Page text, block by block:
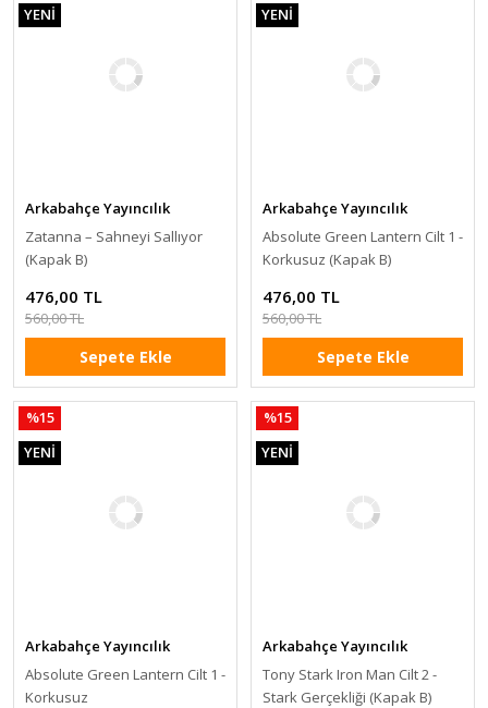
YENİ
Arkabahçe Yayıncılık
Zatanna – Sahneyi Sallıyor
(Kapak B)
476,00 TL
560,00 TL
Sepete Ekle
YENİ
Arkabahçe Yayıncılık
Absolute Green Lantern Cilt 1 -
Korkusuz (Kapak B)
476,00 TL
560,00 TL
Sepete Ekle
%15
YENİ
Arkabahçe Yayıncılık
Absolute Green Lantern Cilt 1 -
Korkusuz
%15
YENİ
Arkabahçe Yayıncılık
Tony Stark Iron Man Cilt 2 -
Stark Gerçekliği (Kapak B)